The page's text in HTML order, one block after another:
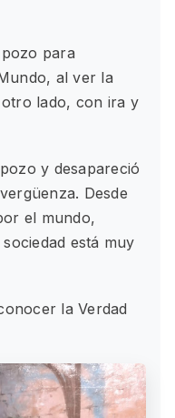
para
al ver la
lado, con ira y
y desapareció
Desde
el mundo,
está muy
la Verdad